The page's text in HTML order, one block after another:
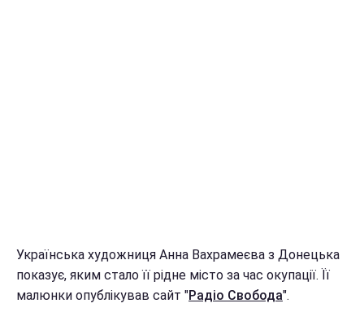
Українська художниця Анна Вахрамеєва з Донецька
показує, яким стало її рідне місто за час окупації. Її
малюнки опублікував сайт "Радіо Свобода".